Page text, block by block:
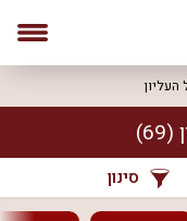
העליון
(69)
סינון